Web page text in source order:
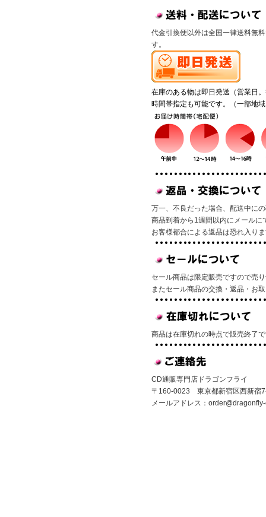
代金引換便以外は全国一律送料無
す。
在庫のある物は即日発送（営業日
時間帯指定も可能です。（一部地
万一、不良だった場合、配送中に
商品到着から1週間以内にメールに
お客様都合による返品は恐れ入り
セール商品は限定販売ですので売
またセール商品の交換・返品・お
商品は在庫切れの時点で販売終了
CD通販専門店ドラゴンフライ
〒160-0023 東京都新宿区西新
メールアドレス：